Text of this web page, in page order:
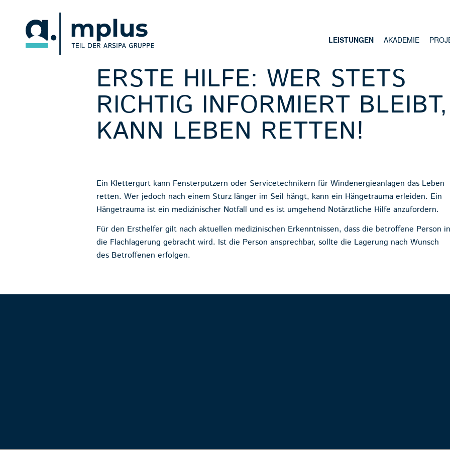
LEISTUNGEN AKADEMIE
ERSTE HILFE: WER STETS
RICHTIG INFORMIERT BLEIBT,
KANN LEBEN RETTEN!
Ein Klettergurt kann Fensterputzern oder Servicetechnikern für Windenergieanlagen das Leben
retten. Wer jedoch nach einem Sturz länger im Seil hängt, kann ein Hängetrauma erleiden. Ein
Hängetrauma ist ein medizinischer Notfall und es ist umgehend Notärztliche Hilfe anzufordern.
Für den Ersthelfer gilt nach aktuellen medizinischen Erkenntnissen, dass die betroffene Person
die Flachlagerung gebracht wird. Ist die Person ansprechbar, sollte die Lagerung nach Wunsch
des Betroffenen erfolgen.